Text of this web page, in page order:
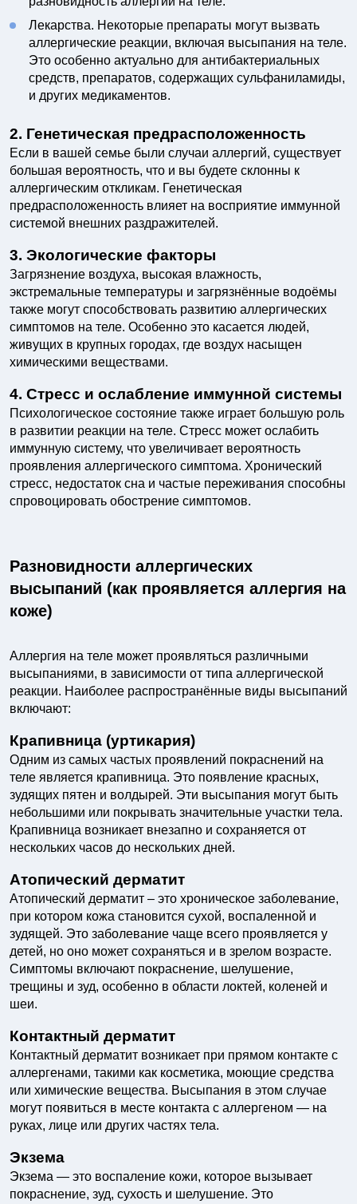
Лекарства. Некоторые препараты могут вызвать
аллергические реакции, включая высыпания на теле.
Это особенно актуально для антибактериальных
средств, препаратов, содержащих сульфаниламиды,
и других медикаментов.
2. Генетическая предрасположенность
Если в вашей семье были случаи аллергий, существует
большая вероятность, что и вы будете склонны к
аллергическим откликам. Генетическая
предрасположенность влияет на восприятие иммунной
системой внешних раздражителей.
3. Экологические факторы
Загрязнение воздуха, высокая влажность,
экстремальные температуры и загрязнённые водоёмы
также могут способствовать развитию аллергических
симптомов на теле. Особенно это касается людей,
живущих в крупных городах, где воздух насыщен
химическими веществами.
4. Стресс и ослабление иммунной системы
Психологическое состояние также играет большую роль
в развитии реакции на теле. Стресс может ослабить
иммунную систему, что увеличивает вероятность
проявления аллергического симптома. Хронический
стресс, недостаток сна и частые переживания способны
спровоцировать обострение симптомов.
Разновидности аллергических
высыпаний (как проявляется аллергия на
коже)
Аллергия на теле может проявляться различными
высыпаниями, в зависимости от типа аллергической
реакции. Наиболее распространённые виды высыпаний
включают:
Крапивница (уртикария)
Одним из самых частых проявлений покраснений на
теле является крапивница. Это появление красных,
зудящих пятен и волдырей. Эти высыпания могут быть
небольшими или покрывать значительные участки тела.
Крапивница возникает внезапно и сохраняется от
нескольких часов до нескольких дней.
Атопический дерматит
Атопический дерматит – это хроническое заболевание,
при котором кожа становится сухой, воспаленной и
зудящей. Это заболевание чаще всего проявляется у
детей, но оно может сохраняться и в зрелом возрасте.
Симптомы включают покраснение, шелушение,
трещины и зуд, особенно в области локтей, коленей и
шеи.
Контактный дерматит
Контактный дерматит возникает при прямом контакте с
аллергенами, такими как косметика, моющие средства
или химические вещества. Высыпания в этом случае
могут появиться в месте контакта с аллергеном — на
руках, лице или других частях тела.
Экзема
Экзема — это воспаление кожи, которое вызывает
покраснение, зуд, сухость и шелушение. Это